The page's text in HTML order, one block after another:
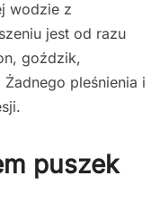
wodzie z
jest od razu
goździk,
pleśnienia i
puszek